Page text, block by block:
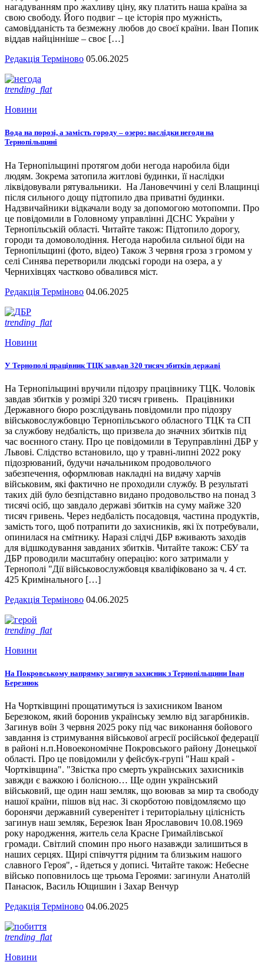
нагадуванням про жахливу ціну, яку платить наша країна за
свою свободу. Його подвиг – це історія про мужність,
самовідданість та безмежну любов до своєї країни. Іван Попик
віддав найцінніше – своє […]
Редакція Терміново 05.06.2025
trending_flat
Новини
Вода на порозі, а замість городу – озеро: наслідки негоди на
Тернопільщині
На Тернопільщині протягом доби негода наробила біди
людям. Зокрема затопила житлові будинки, її наслідки
ліквідовували рятувальники. На Лановеччині у селі Влащинці
після сильного дощу підтопило два приватні будинки.
Надзвичайники відкачали воду за допомогою мотопомпи. Про
це повідомили в Головному управлінні ДСНС України у
Тернопільській області. Читайте також: Підтопило дорогу,
городи та домоволодіння. Негода наробила сильної біди на
Тернопільщині (фото, відео) Також 3 червня гроза з громом у
селі Синява перетворили людські городи на озера, а у
Чернихівцях частково обвалився міст.
Редакція Терміново 04.06.2025
trending_flat
Новини
У Тернополі працівник ТЦК завдав 320 тисяч збитків державі
На Тернопільщині вручили підозру працівнику ТЦК. Чоловік
завдав збитків у розмірі 320 тисяч гривень. Працівники
Державного бюро розслідувань повідомили про підозру
військовослужбовцю Тернопільського обласного ТЦК та СП
за службову недбалість, що призвела до значних збитків під
час воєнного стану. Про це повідомили в Теруправлінні ДБР у
Львові. Слідство встановило, що у травні-липні 2022 року
підозрюваний, будучи начальником продовольчого
забезпечення, оформлював накладні на видачу харчів
військовим, які фактично не проходили службу. В результаті
таких дій було безпідставно видано продовольство на понад 3
тисячі осіб, що завдало державі збитків на суму майже 320
тисяч гривень. Через недбалість посадовця, частина продуктів,
замість того, щоб потрапити до захисників, які їх потребували,
опинилася на смітнику. Наразі слідчі ДБР вживають заходів
для відшкодування завданих збитків. Читайте також: СБУ та
ДБР проводили масштабну операцію: кого затримали у
Тернополі "Дії військовослужбовця кваліфіковано за ч. 4 ст.
425 Кримінального […]
Редакція Терміново 04.06.2025
trending_flat
Новини
На Покровському напрямку загинув захисник з Тернопільщини Іван
Березнюк
На Чортківщині прощатимуться із захисником Іваном
Березюком, який боронив українську землю від загарбників.
Загинув воїн 3 червня 2025 року під час виконання бойового
завдання із стримування військової агресії російської федерації
в районі н.п.Новоекономічне Покровського району Донецької
області. Про це повідомили у фейсбук-групі "Наш край -
Чортківщина". "Звістка про смерть українських захисників
завжди є важкою і болісною… Ще один український
військовий, ще один наш земляк, що воював за мир та свободу
нашої країни, пішов від нас. Зі скорботою повідомляємо що
боронячи державний суверенітет і територіальну цілісність
загинув наш земляк, Березюк Іван Ярославович 10.08.1969
року народження, житель села Красне Гримайлівської
громади. Світлий спомин про нього назавжди залишиться в
наших серцях. Щирі співчуття рідним та близьким нашого
славного Героя", - йдеться у дописі. Читайте також: Небесне
військо поповнилось ще трьома Героями: загинули Анатолій
Панасюк, Василь Ющишин і Захар Венчур
Редакція Терміново 04.06.2025
trending_flat
Новини